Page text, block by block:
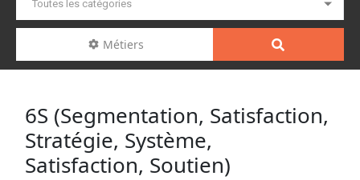
Métiers
6S (Segmentation, Satisfaction,
Stratégie, Système,
Satisfaction, Soutien)